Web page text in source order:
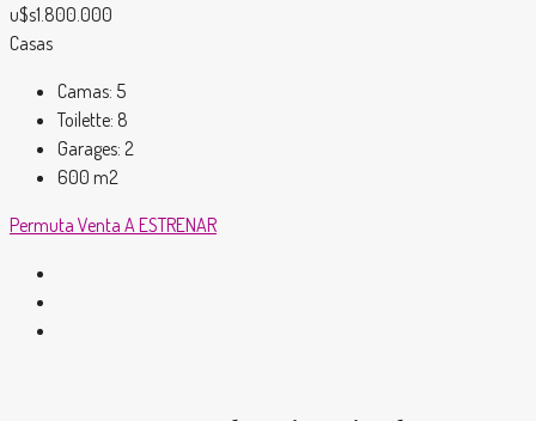
u$s1.800.000
Casas
Camas: 5
Toilette: 8
Garages: 2
600 m2
Permuta Venta A ESTRENAR